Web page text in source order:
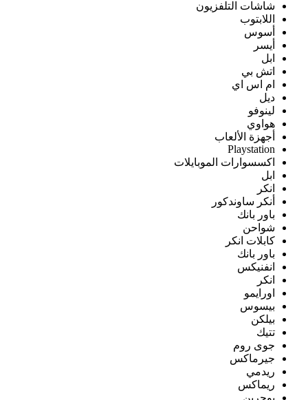
شاشات التلفزيون
اللابتوب
أسوس
أيسر
ابل
اتش بي
ام اس اي
ديل
لينوفو
هواوي
أجهزة الألعاب
Playstation
اكسسوارات الموبايلات
ابل
انكر
أنكر ساوندكور
باور بانك
شواحن
كابلات انكر
باور بانك
انفنيكس
انكر
اورايمو
بيسوس
بيلكن
تتيك
جوى روم
جيرماكس
ريدمي
ريماكس